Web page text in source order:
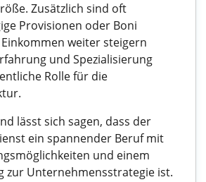
Zusätzlich sind oft
Provisionen oder Boni
weiter steigern
und Spezialisierung
Rolle für die
lässt sich sagen, dass der
ein spannender Beruf mit
und einem
zur Unternehmensstrategie ist.